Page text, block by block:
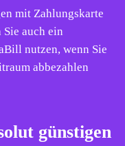
mit Zahlungskarte
auch ein
nutzen, wenn Sie
abbezahlen
günstigen